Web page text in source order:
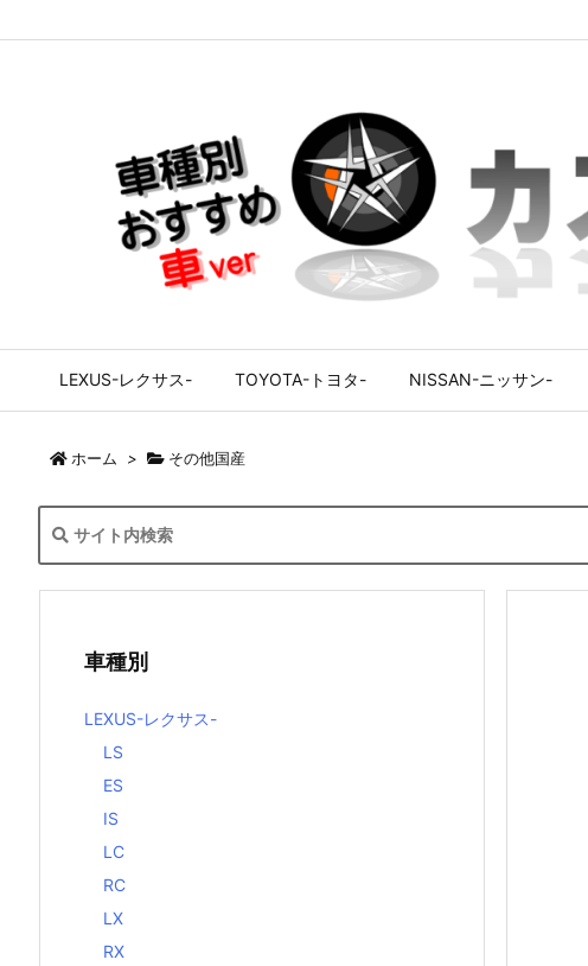
LEXUS-レクサス- TOYOTA-トヨタ- NISSAN-ニッサン-
ホーム > その他国産
車種別
LEXUS-レクサス-
LS
ES
IS
LC
RC
LX
RX